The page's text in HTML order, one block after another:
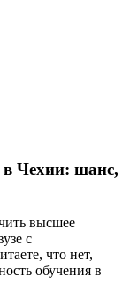
в Чехии: шанс,
высшее
с
что нет,
обучения в